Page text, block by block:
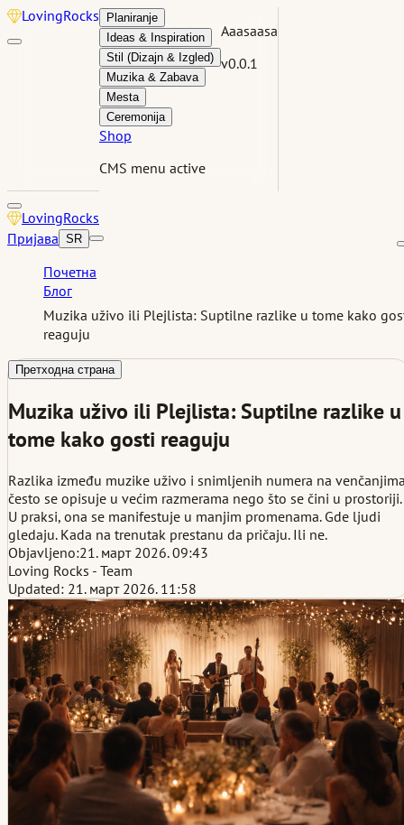
LovingRocks
Planiranje
Ideas & Inspiration
Stil (Dizajn & Izgled)
Muzika & Zabava
Mesta
Ceremonija
Shop
CMS menu active
Aaasaasa
v0.0.1
LovingRocks
Пријава SR
Почетна
Блог
Muzika uživo ili Plejlista: Suptilne razlike u tome kako
reaguju
Претходна страна
Muzika uživo ili Plejlista: Suptilne razlike u
tome kako gosti reaguju
Razlika između muzike uživo i snimljenih numera na
često se opisuje u većim razmerama nego što se čini u prostoriji.
U praksi, ona se manifestuje u manjim promenama. Gde ljudi
gledaju. Kada na trenutak prestanu da pričaju. Ili ne.
Objavljeno:21. март 2026. 09:43
Loving Rocks - Team
Updated: 21. март 2026. 11:58